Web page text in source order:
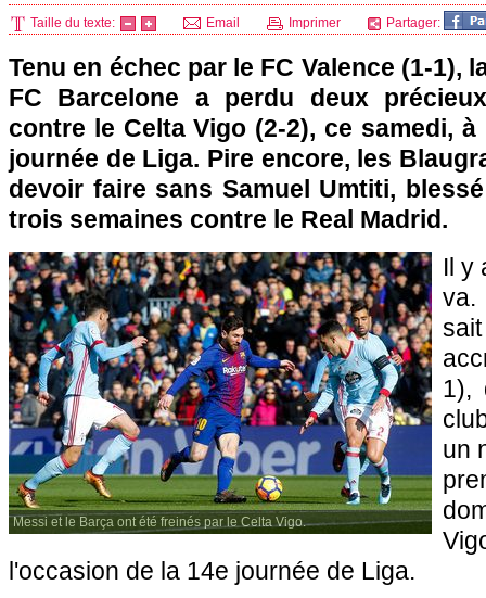
Taille du texte: Email Imprimer Partager:
Tenu en échec par le FC Valence (1-1),
FC Barcelone a perdu deux
contre le Celta Vigo (2-2), ce samedi,
journée de Liga. Pire encore, les
devoir faire sans Samuel Umtiti,
trois semaines contre le Real Madrid.
Messi et le Barça ont été freinés par le Celta Vigo.
Il y
va.
1),
un
l'occasion de la 14e journée de Liga.